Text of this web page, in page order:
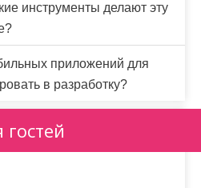
инструменты делают эту
приложений для
в разработку?